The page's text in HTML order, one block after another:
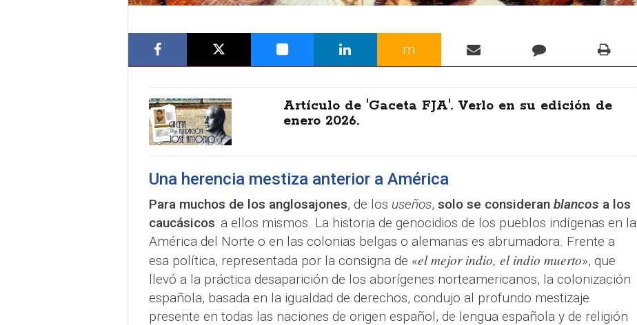
m
Artículo de 'Gaceta FJA'. Verlo en su edición de
enero 2026.
Una herencia mestiza anterior a América
Para muchos de los anglosajones, de los useños, solo se consideran blancos a los
caucásicos: a ellos mismos. La historia de genocidios de los pueblos indígenas en la
América del Norte o en las colonias belgas o alemanas es abrumadora. Frente a
esa política, representada por la consigna de «el mejor indio, el indio muerto», que
llevó a la práctica desaparición de los aborígenes norteamericanos, la colonización
española, basada en la igualdad de derechos, condujo al profundo mestizaje
presente en todas las naciones de origen español, de lengua española y de religión